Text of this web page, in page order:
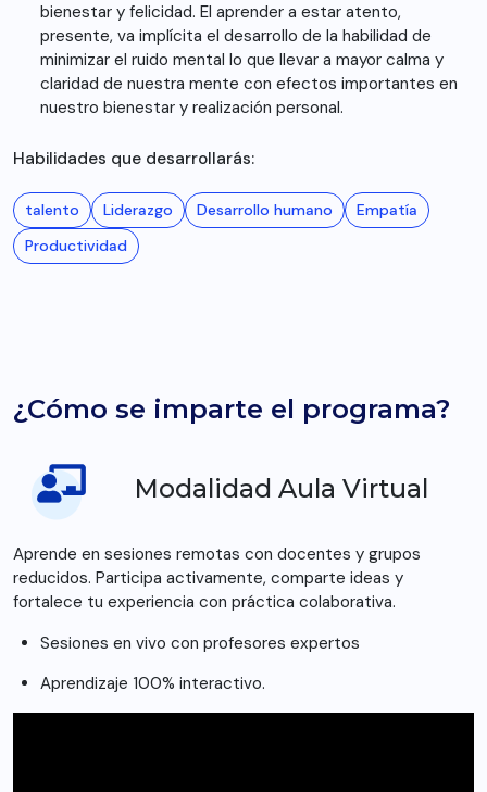
bienestar y felicidad. El aprender a estar atento,
presente, va implícita el desarrollo de la habilidad de
minimizar el ruido mental lo que llevar a mayor calma y
claridad de nuestra mente con efectos importantes en
nuestro bienestar y realización personal.
Habilidades que desarrollarás:
talento Liderazgo Desarrollo humano
Empatía
Productividad
¿Cómo se imparte el programa?
Modalidad Aula Virtual
Aprende en sesiones remotas con docentes y grupos
reducidos. Participa activamente, comparte ideas y
fortalece tu experiencia con práctica colaborativa.
Sesiones en vivo con profesores expertos
Aprendizaje 100% interactivo.